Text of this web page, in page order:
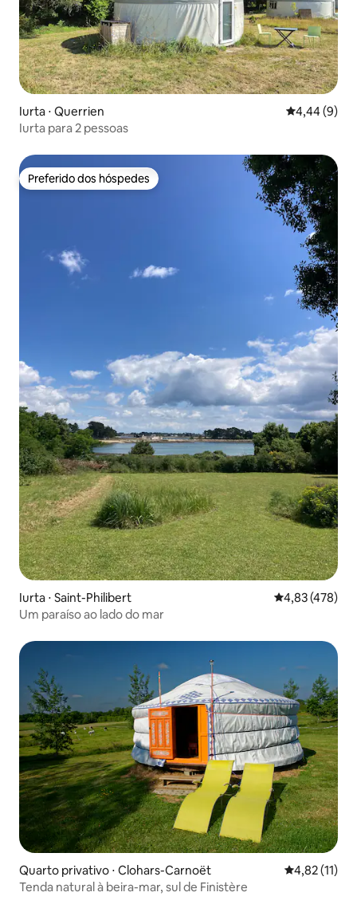
Iurta ⋅ Querrien 4,44 de uma
4,44 (9)
Iurta para 2 pessoas
Preferido dos hóspedes
Preferido dos hóspedes
Iurta ⋅ Saint-Philibert 4,83 de uma
4,83 (478)
Um paraíso ao lado do mar
Quarto privativo ⋅ Clohars-Carnoët 4,82 de uma
4,82 (11)
Tenda natural à beira-mar, sul de Finistère